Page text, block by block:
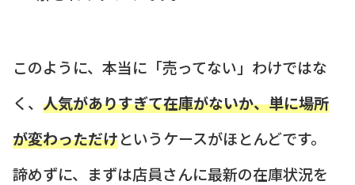
このように、本当に「売ってない」わけではな
く、 人気がありすぎて在庫がないか、単に場所
が変わっただけというケースがほとんどです。
諦めずに、まずは店員さんに最新の在庫状況を